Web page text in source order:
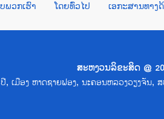
ພວກເຮົາ ໂດຍທົ່ວໄປ ເອກະສານທາງ
ສະຫງວນລິຂະສິດ @
ເມືອງ ຫາດຊາຍຟອງ, ນະຄອນຫລວງວຽງຈັນ,